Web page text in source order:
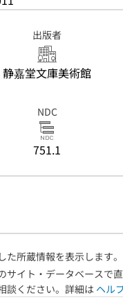
出版者
静嘉堂文庫美術館
NDC
751.1
所蔵情報を表示します。
イト・データベースで
談ください。詳細は ヘル